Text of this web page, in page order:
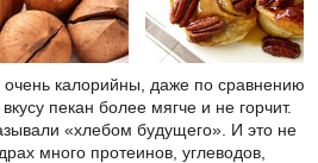
калорийны, даже по сравнению
пекан более мягче и не горчит.
«хлебом будущего». И это не
много протеинов, углеводов,